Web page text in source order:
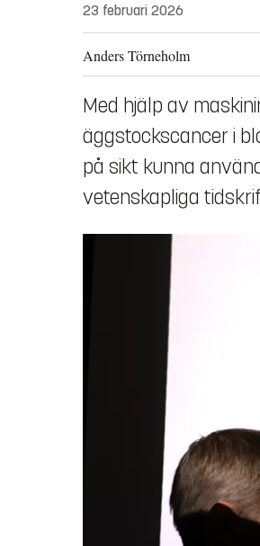
23 februari 2026
Anders Törneholm
Med hjälp av
äggstockscancer i
på sikt kunna
vetenskapliga